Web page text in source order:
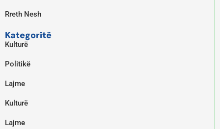
Rreth Nesh
Kategoritë
Kulturë
Politikë
Lajme
Kulturë
Lajme